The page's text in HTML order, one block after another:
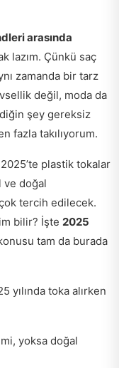
arasında
lazım. Çünkü saç
zamanda bir tarz
değil, moda da
şey gereksiz
fazla takılıyorum.
plastik tokalar
ve doğal
tercih edilecek.
bilir? İşte 2025
tam da burada
yılında toka alırken
yoksa doğal